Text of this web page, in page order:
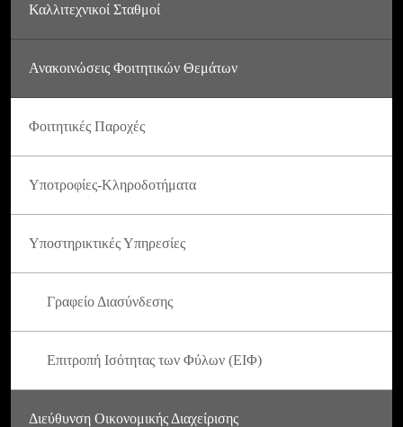
Καλλιτεχνικοί Σταθμοί
Ανακοινώσεις Φοιτητικών Θεμάτων
Φοιτητικές Παροχές
Υποτροφίες-Κληροδοτήματα
Υποστηρικτικές Υπηρεσίες
Γραφείο Διασύνδεσης
Επιτροπή Ισότητας των Φύλων (ΕΙΦ)
Διεύθυνση Οικονομικής Διαχείρισης